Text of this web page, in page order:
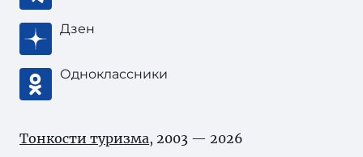
Дзен
Одноклассники
Тонкости туризма, 2003 — 2026